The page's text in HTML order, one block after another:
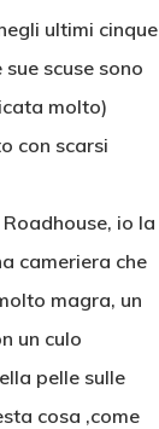
ultimi cinque
scuse sono
molto)
con scarsi
io la
cameriera che
magra, un
un culo
pelle sulle
cosa ,come